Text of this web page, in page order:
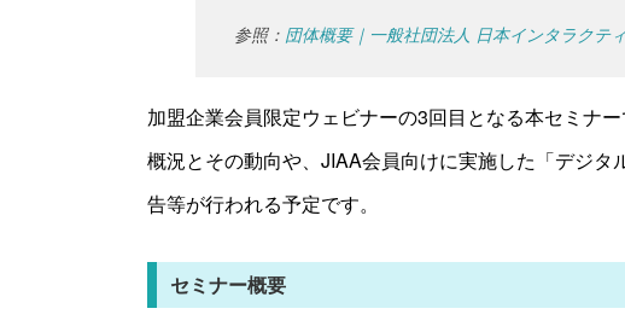
参照： 団体概要｜一般社団法人 日本インタラクテ
加盟企業会員限定ウェビナーの3回目となる本セミナ
概況とその動向や、JIAA会員向けに実施した「デジタ
告等が行われる予定です。
セミナー概要